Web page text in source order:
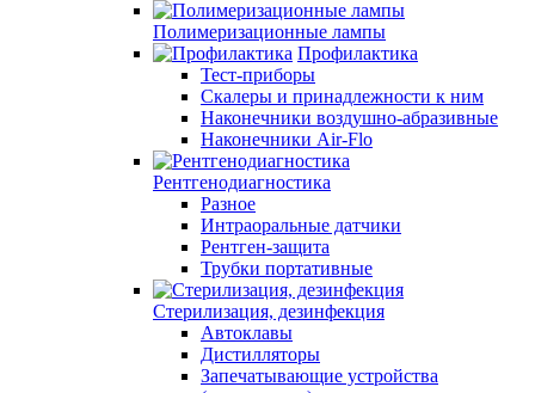
Полимеризационные лампы
Профилактика
Тест-приборы
Скалеры и принадлежности к ним
Наконечники воздушно-абразивные
Наконечники Air-Flo
Рентгенодиагностика
Разное
Интраоральные датчики
Рентген-защита
Трубки портативные
Стерилизация, дезинфекция
Автоклавы
Дистилляторы
Запечатывающие устройства